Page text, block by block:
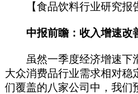
【食品饮料行业研究报告
中报前瞻：收入增速改
虽然一季度经济增速下
大众消费品行业需求相对
们覆盖的八家公司中，我们